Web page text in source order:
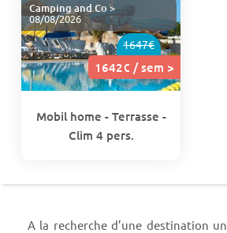
1647€
1642€ / sem >
Camping and Co>
08/08/2026
Mobil home - Terrasse -
Clim 4 pers.
A la recherche d’une destination